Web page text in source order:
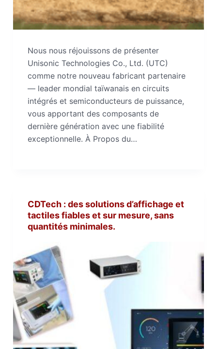
Nous nous réjouissons de présenter
Unisonic Technologies Co., Ltd. (UTC)
comme notre nouveau fabricant partenaire
— leader mondial taïwanais en circuits
intégrés et semiconducteurs de puissance,
vous apportant des composants de
dernière génération avec une fiabilité
exceptionnelle. À Propos du…
CDTech : des solutions d’affichage et
tactiles fiables et sur mesure, sans
quantités minimales.